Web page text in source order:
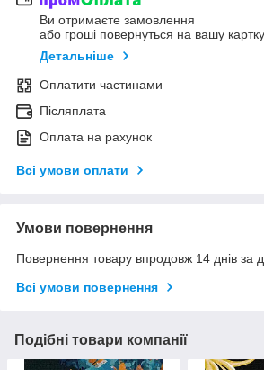
Ви отримаєте замовлення
або гроші повернуться на вашу картку
Детальніше
Оплатити частинами
Післяплата
Оплата на рахунок
Всі умови оплати
Умови повернення
Повернення товару впродовж 14 днів за
Всі умови повернення
Подібні товари компанії